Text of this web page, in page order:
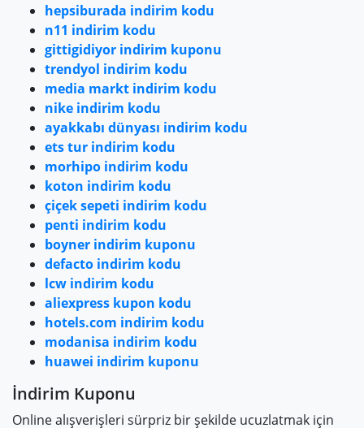
hepsiburada indirim kodu
n11 indirim kodu
gittigidiyor indirim kuponu
trendyol indirim kodu
media markt indirim kodu
nike indirim kodu
ayakkabı dünyası indirim kodu
ets tur indirim kodu
morhipo indirim kodu
koton indirim kodu
çiçek sepeti indirim kodu
penti indirim kodu
boyner indirim kuponu
defacto indirim kodu
lcw indirim kodu
aliexpress kupon kodu
hotels.com indirim kodu
modanisa indirim kodu
huawei indirim kuponu
İndirim Kuponu
Online alışverişleri sürpriz bir şekilde ucuzlatmak için